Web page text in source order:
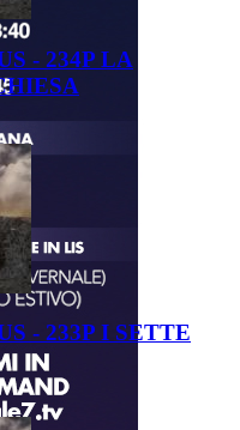
- 234P LA
- 233P I SETTE